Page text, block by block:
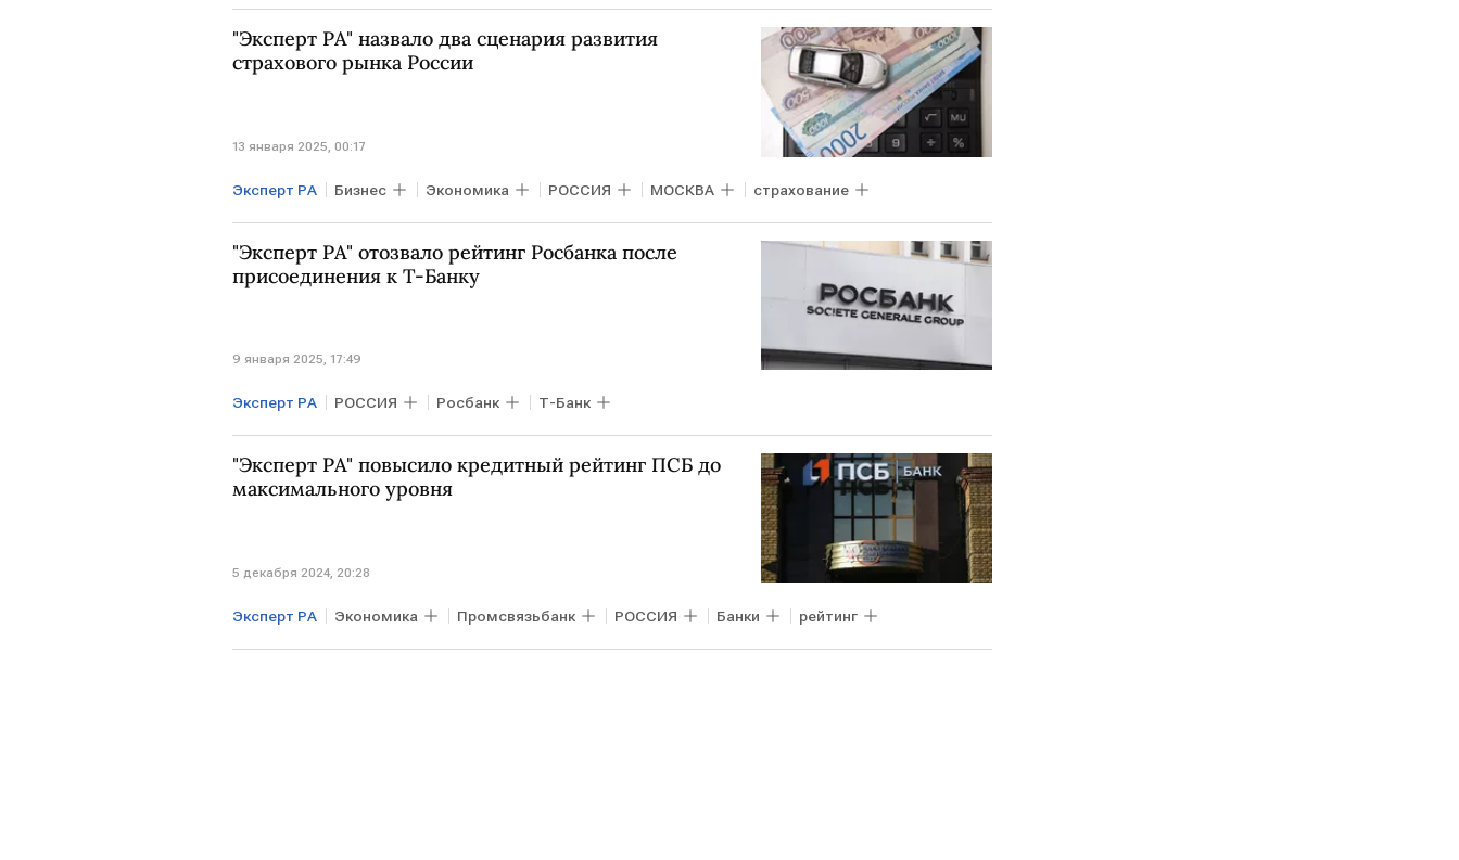
"Эксперт РА" назвало два сценария развития
страхового рынка России
13 января 2025, 00:17
Эксперт РА Бизнес Экономика РОССИЯ МОСКВА страхование
"Эксперт РА" отозвало рейтинг Росбанка после
присоединения к Т-Банку
9 января 2025, 17:49
Эксперт РА РОССИЯ Росбанк Т-Банк
"Эксперт РА" повысило кредитный рейтинг ПСБ до
максимального уровня
5 декабря 2024, 20:28
Эксперт РА Экономика Промсвязьбанк РОССИЯ Банки рейтинг